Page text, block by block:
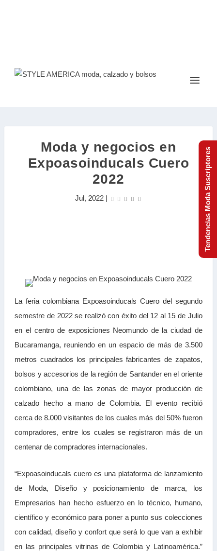
Moda y negocios en
Expoasoinducals Cuero
2022
Jul, 2022 |
La feria colombiana Expoasoinducals Cuero del segundo
semestre de 2022 se realizó con éxito del 12 al 15 de Julio
en el centro de exposiciones Neomundo de la ciudad de
Bucaramanga, reuniendo en un espacio de más de 3.500
metros cuadrados los principales fabricantes de zapatos,
bolsos y accesorios de la región de Santander en el oriente
colombiano, una de las zonas de mayor producción de
calzado hecho a mano de Colombia. El evento recibió
cerca de 8.000 visitantes de los cuales más del 50% fueron
compradores, entre los cuales se registraron más de un
centenar de compradores internacionales.
“Expoasoinducals cuero es una plataforma de lanzamiento
de Moda, Diseño y posicionamiento de marca, los
Empresarios han hecho esfuerzo en lo técnico, humano,
científico y económico para poner a punto sus colecciones
con calidad, diseño y confort que será lo que van a exhibir
en las principales vitrinas de Colombia y Latinoamérica.”
Tendencias Moda Suscriptores